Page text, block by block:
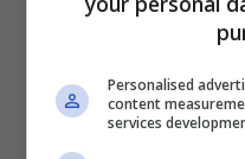
maglioni chunky
Personalised
content
services